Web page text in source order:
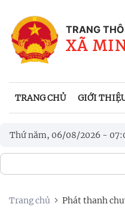
TRANG
XÃ
TRANG CHỦ GIỚI
Thứ năm, 06/08/2026 - 07:
Trang chủ Phát thanh